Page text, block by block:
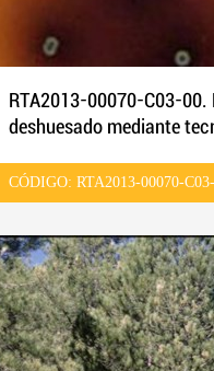
RTA2013-00070-C03-
deshuesado mediante
CÓDIGO: RTA2013-00070-